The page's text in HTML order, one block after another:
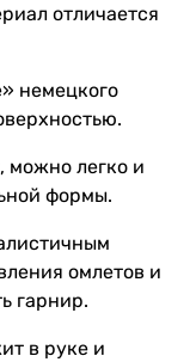
отличается
немецкого
можно легко и
формы.
омлетов и
гарнир.
в руке и